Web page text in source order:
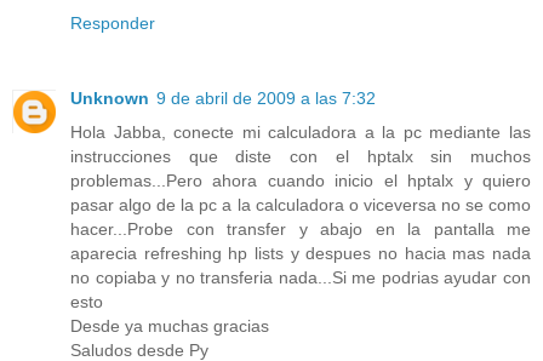
Responder
Unknown 9 de abril de 2009 a las 7:32
Hola Jabba, conecte mi calculadora a la pc mediante las
instrucciones que diste con el hptalx sin muchos
problemas...Pero ahora cuando inicio el hptalx y quiero
pasar algo de la pc a la calculadora o viceversa no se como
hacer...Probe con transfer y abajo en la pantalla me
aparecia refreshing hp lists y despues no hacia mas nada
no copiaba y no transferia nada...Si me podrias ayudar con
esto
Desde ya muchas gracias
Saludos desde Py